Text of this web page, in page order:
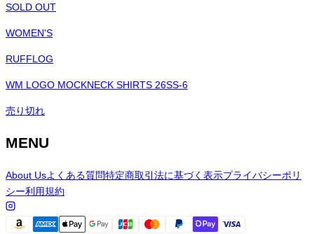
SOLD OUT
WOMEN'S
RUFFLOG
WM LOGO MOCKNECK SHIRTS 26SS-6
売り切れ
MENU
About Usよくある質問特定商取引法に基づく表示プライバシーポリ
シー利用規約